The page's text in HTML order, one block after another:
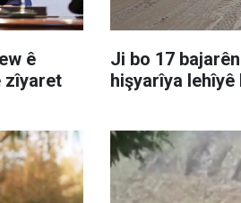
ê
zîyaret
Ji bo 17
hişyarîya lehîyê